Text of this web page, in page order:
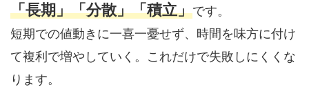
「長期」「分散」「積立」です。
短期での値動きに一喜一憂せず、時間を味方に付け
て複利で増やしていく。これだけで失敗しにくくな
ります。